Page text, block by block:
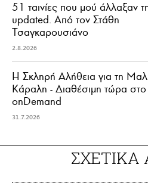
51 ταινίες που μού άλλαξαν
updated. Aπό τον Στάθη
Τσαγκαρουσιάνο
2.8.2026
Η Σκληρή Αλήθεια για τη
Κάραλη - Διαθέσιμη τώρα
onDemand
31.7.2026
ΣΧΕΤΙΚΑ